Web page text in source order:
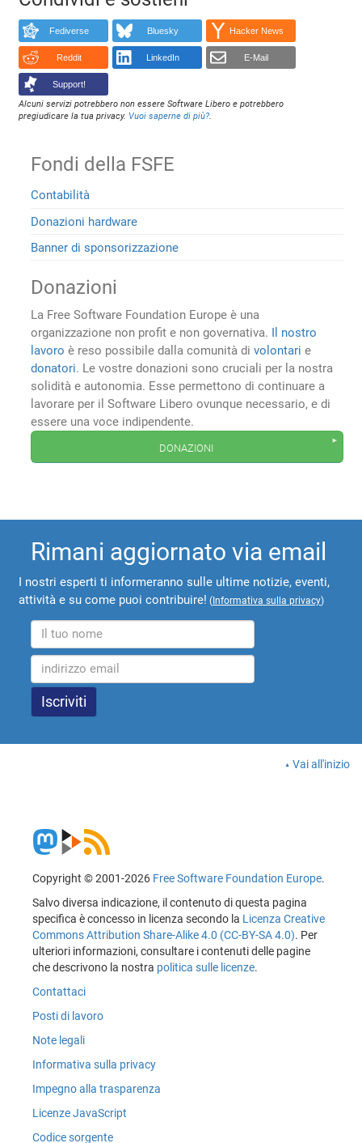
Fediverse Bluesky Hacker News
Reddit LinkedIn E-Mail
Support!
Alcuni servizi potrebbero non essere Software Libero e potrebbero
pregiudicare la tua privacy. Vuoi saperne di più?
Fondi della FSFE
Contabilità
Donazioni hardware
Banner di sponsorizzazione
Donazioni
La Free Software Foundation Europe è una
organizzazione non profit e non governativa.
Il nostro
lavoro è reso possibile dalla comunità divolontari e
donatori. Le vostre donazioni sono cruciali per la nostra
solidità e autonomia. Esse permettono di continuare a
lavorare per il Software Libero ovunque necessario, e di
essere una voce indipendente.
donazioni
Rimani aggiornato via email
I nostri esperti ti informeranno sulle ultime notizie, eventi,
attività e su come puoi contribuire! (Informativa sulla privacy)
Vai all'inizio
Copyright © 2001-2026 Free Software Foundation Europe.
Salvo diversa indicazione, il contenuto di questa pagina
specifica è concesso in licenza secondo la Licenza Creative
Commons Attribution Share-Alike 4.0 (CC-BY-SA 4.0). Per
ulteriori informazioni, consultare i contenuti delle pagine
che descrivono la nostra politica sulle licenze.
Contattaci
Posti di lavoro
Note legali
Informativa sulla privacy
Impegno alla trasparenza
Licenze JavaScript
Codice sorgente